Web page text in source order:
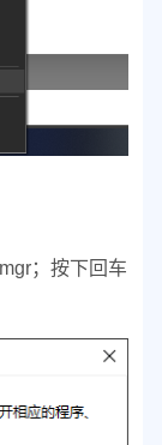
； 按下回车